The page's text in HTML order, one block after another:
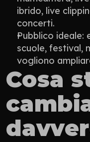
ibrido, live
concerti.
Pubblico ideale:
scuole, festival,
vogliono
Cosa